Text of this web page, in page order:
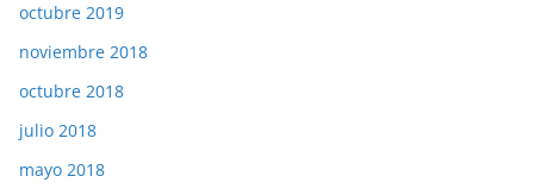
octubre 2019
noviembre 2018
octubre 2018
julio 2018
mayo 2018